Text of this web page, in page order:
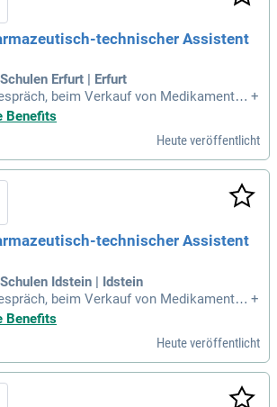
technischer Assistent
Erfurt | Erfurt
beim Verkauf von Medikamenten
sind zwar die rechte Hand des Apotheke
die intensive Beratung deiner Kunde
+
Benefits
Heute veröffentlicht
technischer Assistent
Idstein | Idstein
beim Verkauf von Medikamenten
sind zwar die rechte Hand des Apotheke
die intensive Beratung deiner Kunde
+
Benefits
Heute veröffentlicht